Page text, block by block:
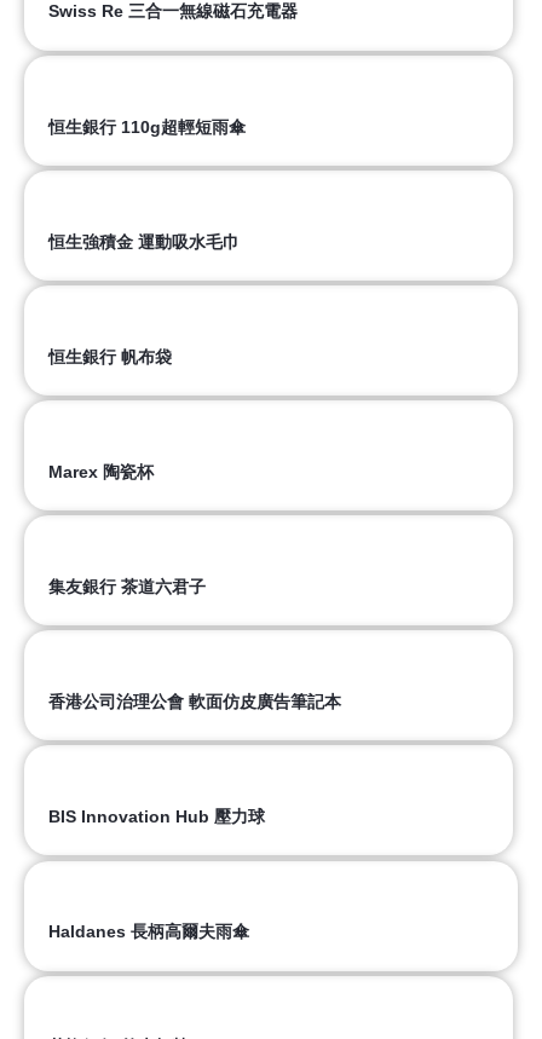
Swiss Re 三合一無線磁石充電器
恒生銀行 110g超輕短雨傘
恒生強積金 運動吸水毛巾
恒生銀行 帆布袋
Marex 陶瓷杯
集友銀行 茶道六君子
香港公司治理公會 軟面仿皮廣告筆記本
BIS Innovation Hub 壓力球
Haldanes 長柄高爾夫雨傘